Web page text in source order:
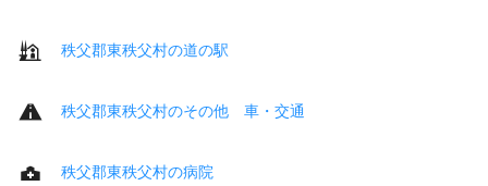
秩父郡東秩父村の道の駅
秩父郡東秩父村のその他 車・交通
秩父郡東秩父村の病院